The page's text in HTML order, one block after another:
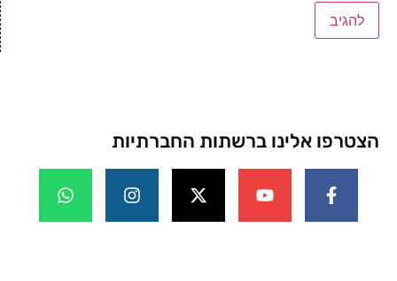
הצטרפו אלינו ברשתות החברתיות